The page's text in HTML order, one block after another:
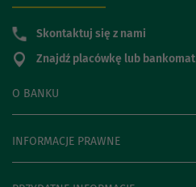
O BANKU
INFORMACJE PRAWNE
Skontaktuj się z nami
Znajdź placówkę lub bankomat